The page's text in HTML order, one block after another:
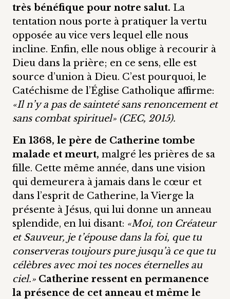
très bénéfique pour notre salut. La
tentation nous porte à pratiquer la vertu
opposée au vice vers lequel elle nous
incline. Enfin, elle nous oblige à recourir à
Dieu dans la prière; en ce sens, elle est
source d’union à Dieu. C’est pourquoi, le
Catéchisme de l’Église Catholique affirme:
«Il n’y a pas de sainteté sans renoncement et
sans combat spirituel» (CEC, 2015).
En 1368, le père de Catherine tombe
malade et meurt, malgré les prières de sa
fille. Cette même année, dans une vision
qui demeurera à jamais dans le cœur et
dans l’esprit de Catherine, la Vierge la
présente à Jésus, qui lui donne un anneau
splendide, en lui disant: «Moi, ton Créateur
et Sauveur, je t’épouse dans la foi, que tu
conserveras toujours pure jusqu’à ce que tu
célèbres avec moi tes noces éternelles au
ciel.» Catherine ressent en permanence
la présence de cet anneau et même le